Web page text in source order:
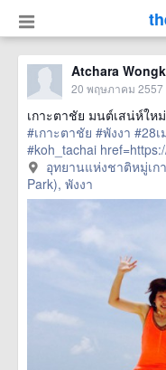
Atchara
20 พฤษภาคม 2557
เกาะตาชัย มนต์เสน่ห์ให
#เกาะตาชัย #พังงา #28
#koh_tachai
อุทยานแห่งชาติหมู่เกาะ
สุรินทร์
อุทยานแห่งชาติหมู่เก
Park), พังงา